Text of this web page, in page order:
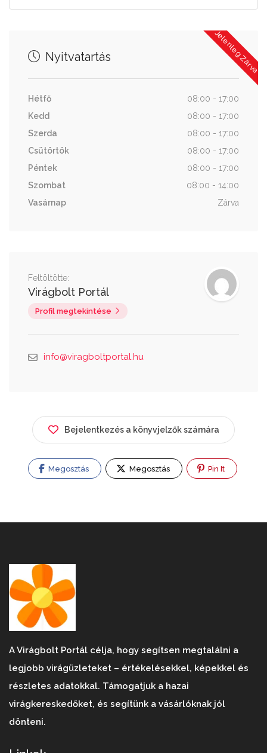
Jelenleg Zárva
Nyitvatartás
Hétfő
08:00 - 17:00
Kedd
08:00 - 17:00
Szerda
08:00 - 17:00
Csütörtök
08:00 - 17:00
Péntek
08:00 - 17:00
Szombat
08:00 - 14:00
Vasárnap
Zárva
Feltöltötte:
Virágbolt Portál
Profil megtekintése
info@viragboltportal.hu
Bejelentkezés a könyvjelzők számára
Megosztás Megosztás Pin It
A Virágbolt Portál célja, hogy segítsen megtalálni a
legjobb virágüzleteket – értékelésekkel, képekkel és
részletes adatokkal. Támogatjuk a hazai
virágkereskedőket, és segítünk a vásárlóknak jól
dönteni.